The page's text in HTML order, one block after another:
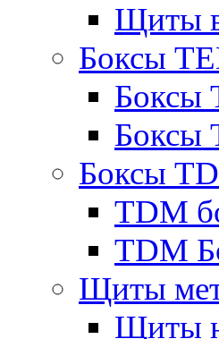
Щиты
Боксы
Боксы
Боксы
Боксы
TDM
TDM
Щиты
Щиты